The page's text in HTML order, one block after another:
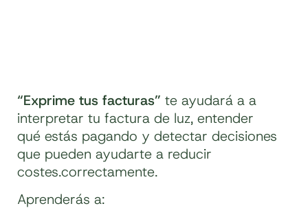
“Exprime tus facturas” te ayudará a a
interpretar tu factura de luz, entender
qué estás pagando y detectar decisiones
que pueden ayudarte a reducir
costes.correctamente.
Aprenderás a: